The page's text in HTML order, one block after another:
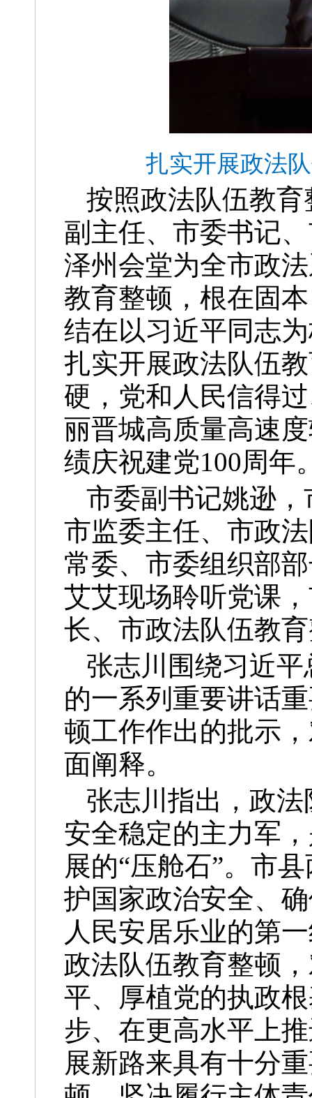
扎实开展政法
按照政法队伍教
副主任、市委书记
泽州会堂为全市政
教育整顿，根在固
结在以习近平同志
扎实开展政法队伍
硬，党和人民信得
丽晋城高质量高速
绩庆祝建党100周年
市委副书记姚逊
市监委主任、市政
常委、市委组织部
艾艾现场聆听党课
长、市政法队伍教
张志川围绕习近
的一系列重要讲话
顿工作作出的批示
面阐释。
张志川指出，政
安全稳定的主力军
展的“压舱石”。市
护国家政治安全、
人民安居乐业的第
政法队伍教育整顿
平、厚植党的执政
步、在更高水平上
展新路来具有十分